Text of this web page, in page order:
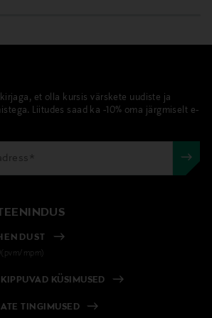
et olla kursis värskete uudiste ja
Liitudes saad ka -10% oma järgmiselt e-
mpm)
KÜSIMUSED
TINGIMUSED